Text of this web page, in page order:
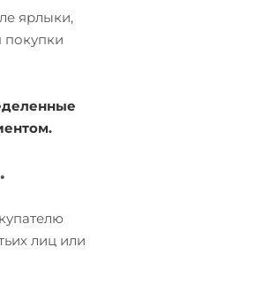
ярлыки,
покупки
лиц или